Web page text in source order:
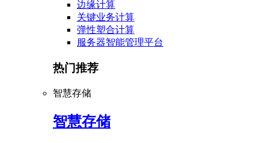
边缘计算
关键业务计算
弹性塑合计算
服务器智能管理平台
热门推荐
智慧存储
智慧存储